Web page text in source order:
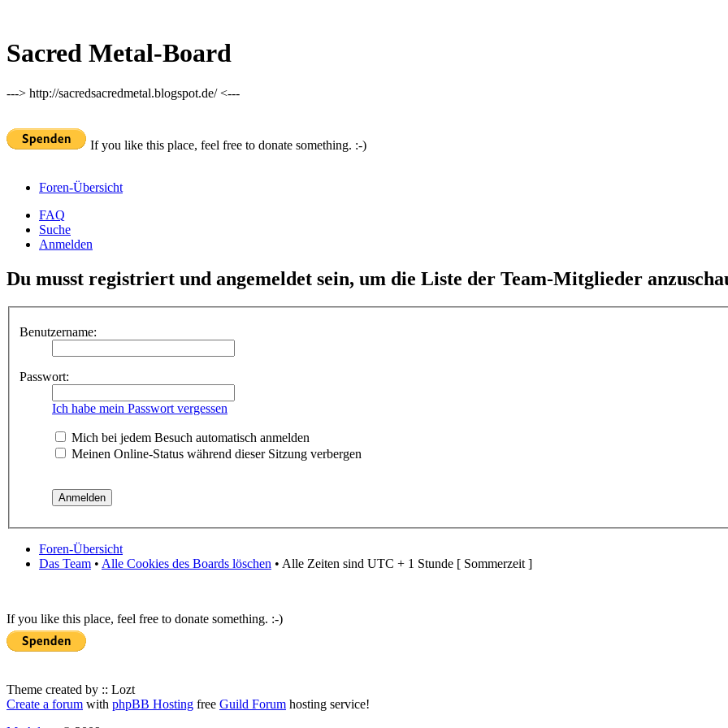
Sacred Metal-Board
---> http://sacredsacredmetal.blogspot.de/ <---
If you like this place, feel free to donate something. :-)
Foren-Übersicht
FAQ
Suche
Anmelden
Du musst registriert und angemeldet sein, um die Liste der Team-Mitglieder
Benutzername:
Passwort:
Ich habe mein Passwort vergessen
Mich bei jedem Besuch automatisch anmelden
Meinen Online-Status während dieser Sitzung verbergen
Foren-Übersicht
Das Team • Alle Cookies des Boards löschen • Alle Zeiten sind UTC + 1 Stunde [ Sommerzeit ]
If you like this place, feel free to donate something. :-)
Theme created by :: Lozt
Create a forum with phpBB Hosting free Guild Forum hosting service!